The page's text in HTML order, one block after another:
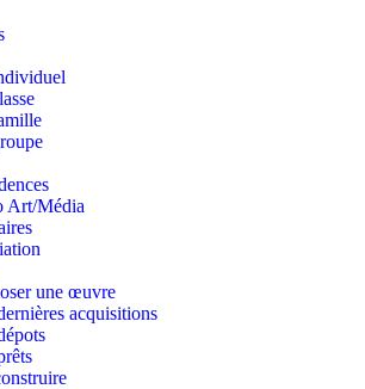
Art/Média
une œuvre
acquisitions